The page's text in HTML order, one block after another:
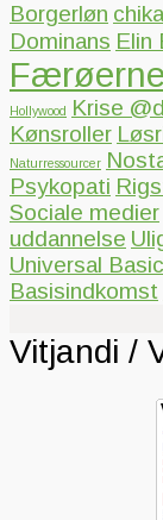
Borgerløn
Dominans Elin
Færøerne
Hollywood Krise
Kønsroller
Naturressourcer
Psykopati
Sociale medier
uddannelse
Universal
Basisindkomst
Vitjandi /